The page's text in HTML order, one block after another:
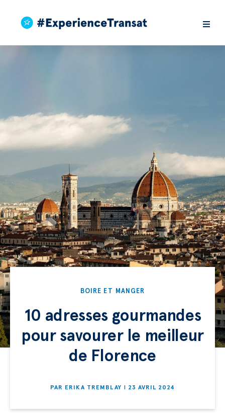
BOIRE ET MANGER
10 adresses gourmandes
pour savourer le meilleur
de Florence
PAR ERIKA TREMBLAY 23 AVRIL 2024